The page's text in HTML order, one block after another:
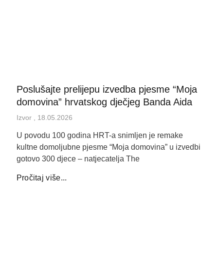
Poslušajte prelijepu izvedba pjesme “Moja
domovina” hrvatskog dječjeg Banda Aida
Izvor 18.05.2026
U povodu 100 godina HRT-a snimljen je remake
kultne domoljubne pjesme “Moja domovina” u izvedbi
gotovo 300 djece – natjecatelja The
Pročitaj više...